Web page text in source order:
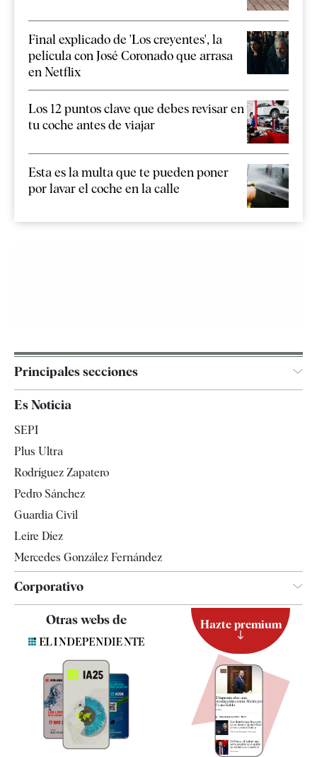
Final explicado de 'Los creyentes', la
película con José Coronado que arrasa
en Netflix
Los 12 puntos clave que debes revisar en
tu coche antes de viajar
Esta es la multa que te pueden poner
por lavar el coche en la calle
Principales secciones
Televisión
Es Noticia
SEPI
Plus Ultra
Rodríguez Zapatero
Pedro Sánchez
Guardia Civil
Leire Díez
Mercedes González Fernández
Corporativo
Quiénes somos
Especificaciones
Otras webs de Hazte premium